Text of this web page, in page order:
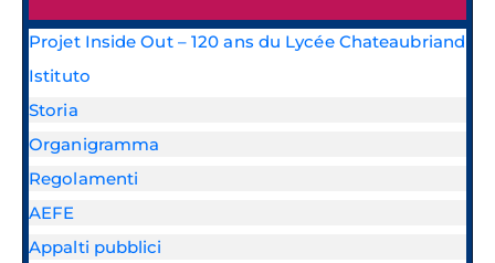
Projet Inside Out – 120 ans du Lycée Chateaubriand
Istituto
Storia
Organigramma
Regolamenti
AEFE
Appalti pubblici